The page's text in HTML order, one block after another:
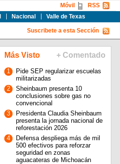
Nacional Valle de Texas
RSS
Móvil
Suscribete a esta Sección
Más Visto + Comentado
1
Pide SEP regularizar escuelas
militarizadas
2
Sheinbaum presenta 10
conclusiones sobre gas no
convencional
3
Presidenta Claudia Sheinbaum
presenta la jornada nacional de
reforestación 2026
4
Defensa despliega más de mil
500 efectivos para reforzar
seguridad en zonas
aguacateras de Michoacán